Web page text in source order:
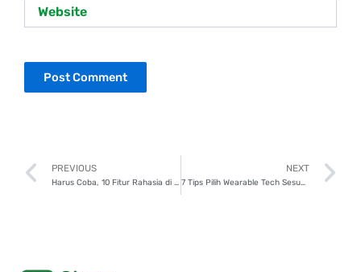
Prev
PREVIOUS
Harus Coba, 10 Fitur Rahasia di Smartphone Android!
NEXT
7 Tips Pilih Wearable Tech Sesuai Gaya Hidup, Wajib Tahu!